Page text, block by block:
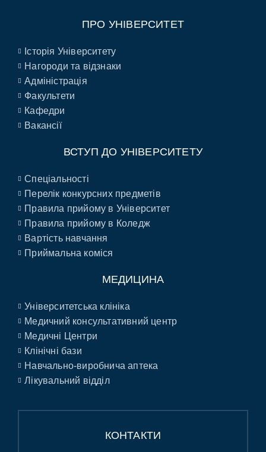
ПРО УНІВЕРСИТЕТ
Історія Університету
Нагороди та відзнаки
Адміністрація
Факультети
Кафедри
Вакансії
ВСТУП ДО УНІВЕРСИТЕТУ
Спеціальності
Перелік конкурсних предметів
Правила прийому в Університет
Правила прийому в Коледж
Вартість навчання
Приймальна коміся
МЕДИЦИНА
Університетська клініка
Медичний консультативний центр
Медичні Центри
Клінічні бази
Навчально-виробнича аптека
Лікувальний відділ
КОНТАКТИ